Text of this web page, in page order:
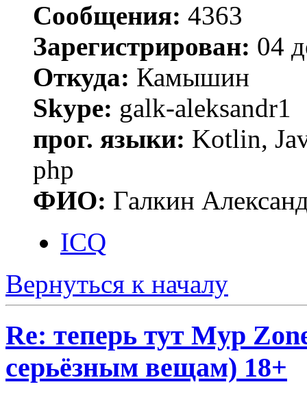
Сообщения: 4363
Зарегистрирован: 04
Откуда: Камышин
Skype: galk-aleksandr1
прог. языки: Kotlin,
php
ФИО: Галкин
ICQ
Вернуться к началу
Re: теперь тут Myp
серьёзным вещам) 18+